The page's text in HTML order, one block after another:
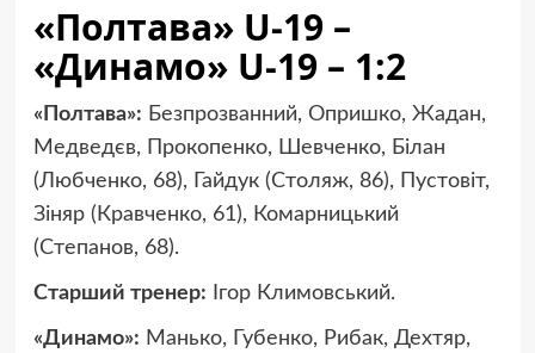
«Полтава» U-19 –
«Динамо» U-19 – 1:2
«Полтава»: Безпрозванний, Опришко, Жадан,
Медведєв, Прокопенко, Шевченко, Білан
(Любченко, 68), Гайдук (Столяж, 86), Пустовіт,
Зіняр (Кравченко, 61), Комарницький
(Степанов, 68).
Старший тренер: Ігор Климовський.
«Динамо»: Манько, Губенко, Рибак, Дехтяр,